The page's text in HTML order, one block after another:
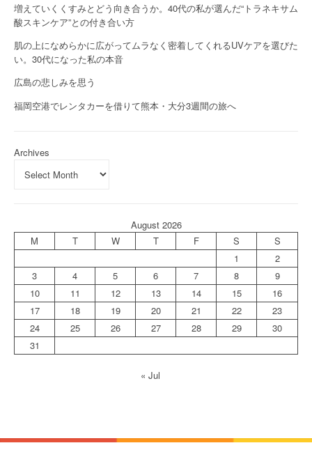
増えていくくすみとどう向き合うか。40代の私が選んだ“トラネキサム
酸スキンケア”との付き合い方
肌の上になめらかに広がってムラなく密着してくれるUVケアを選びた
い。30代になった私の本音
広島の悲しみを思う
福岡空港でレンタカーを借りて熊本・大分3週間の旅へ
Archives
August 2026
M
T W T F S
S
1
2
3
4 5 6 7 8
9
10
11 12 13 14 15
16
17
18 19 20 21 22
23
24
25 26 27 28 29
30
31
« Jul